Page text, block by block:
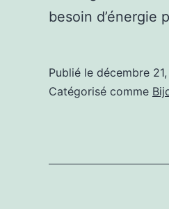
besoin d’énergie
Publié le décembre
Catégorisé comme